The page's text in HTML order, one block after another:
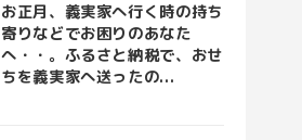
お正月、義実家へ行く時の持ち
寄りなどでお困りのあなた
へ・・。ふるさと納税で、おせ
ちを義実家へ送ったの...